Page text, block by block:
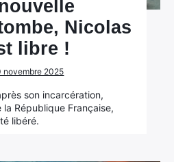
Nicolas
libre !
novembre 2025
son incarcération,
République Française,
libéré.